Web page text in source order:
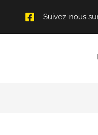
Suivez-nous